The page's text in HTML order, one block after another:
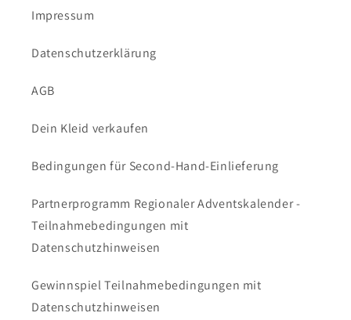
Impressum
Datenschutzerklärung
AGB
Dein Kleid verkaufen
Bedingungen für Second-Hand-Einlieferung
Partnerprogramm Regionaler Adventskalender -
Teilnahmebedingungen mit
Datenschutzhinweisen
Gewinnspiel Teilnahmebedingungen mit
Datenschutzhinweisen